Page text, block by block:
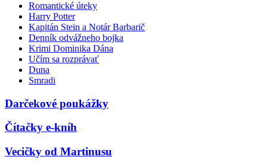
Romantické úteky
Harry Potter
Kapitán Stein a Notár Barbarič
Denník odvážneho bojka
Krimi Dominika Dána
Učím sa rozprávať
Duna
Smradi
Darčekové poukážky
Čítačky e-kníh
Vecičky od Martinusu